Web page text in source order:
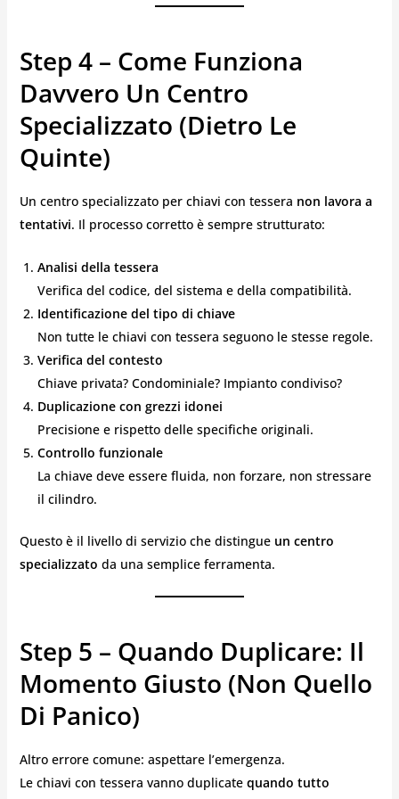
Step 4 – Come Funziona
Davvero Un Centro
Specializzato (dietro Le
Quinte)
Un centro specializzato per chiavi con tessera non lavora a
tentativi. Il processo corretto è sempre strutturato:
Analisi della tessera
Verifica del codice, del sistema e della compatibilità.
Identificazione del tipo di chiave
Non tutte le chiavi con tessera seguono le stesse regole.
Verifica del contesto
Chiave privata? Condominiale? Impianto condiviso?
Duplicazione con grezzi idonei
Precisione e rispetto delle specifiche originali.
Controllo funzionale
La chiave deve essere fluida, non forzare, non stressare
il cilindro.
Questo è il livello di servizio che distingue un centro
specializzato da una semplice ferramenta.
Step 5 – Quando Duplicare: Il
Momento Giusto (non Quello
Di Panico)
Altro errore comune: aspettare l’emergenza.
Le chiavi con tessera vanno duplicate quando tutto